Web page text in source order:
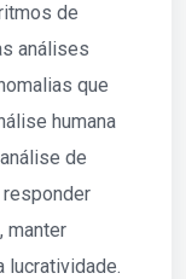
de
análises
que
humana
de
manter
lucratividade.